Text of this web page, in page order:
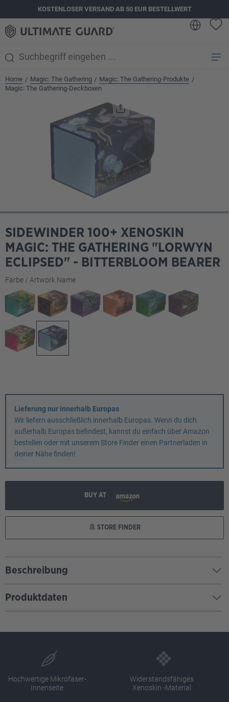
springenKOSTENLOSER VERSAND AB 50 EUR BESTELLWERT
Home / Magic: The Gathering / Magic: The Gathering-Produkte /
Magic: The Gathering-Deckboxen
SIDEWINDER 100+ XENOSKIN
MAGIC: THE GATHERING "LORWYN
ECLIPSED" - BITTERBLOOM BEARER
Farbe / Artwork Nameauswählen
Lieferung nur innerhalb Europas
Wir liefern ausschließlich innerhalb Europas. Wenn du dich
außerhalb Europas befindest, kannst du einfach über Amazon
bestellen oder mit unserem Store Finder einen Partnerladen in
deiner Nähe finden!
BUY AT
STORE FINDER
Beschreibung
Produktdaten
Hochwertige Mikrofaser-
Innenseite
Widerstandsfähiges
Xenoskin -Material